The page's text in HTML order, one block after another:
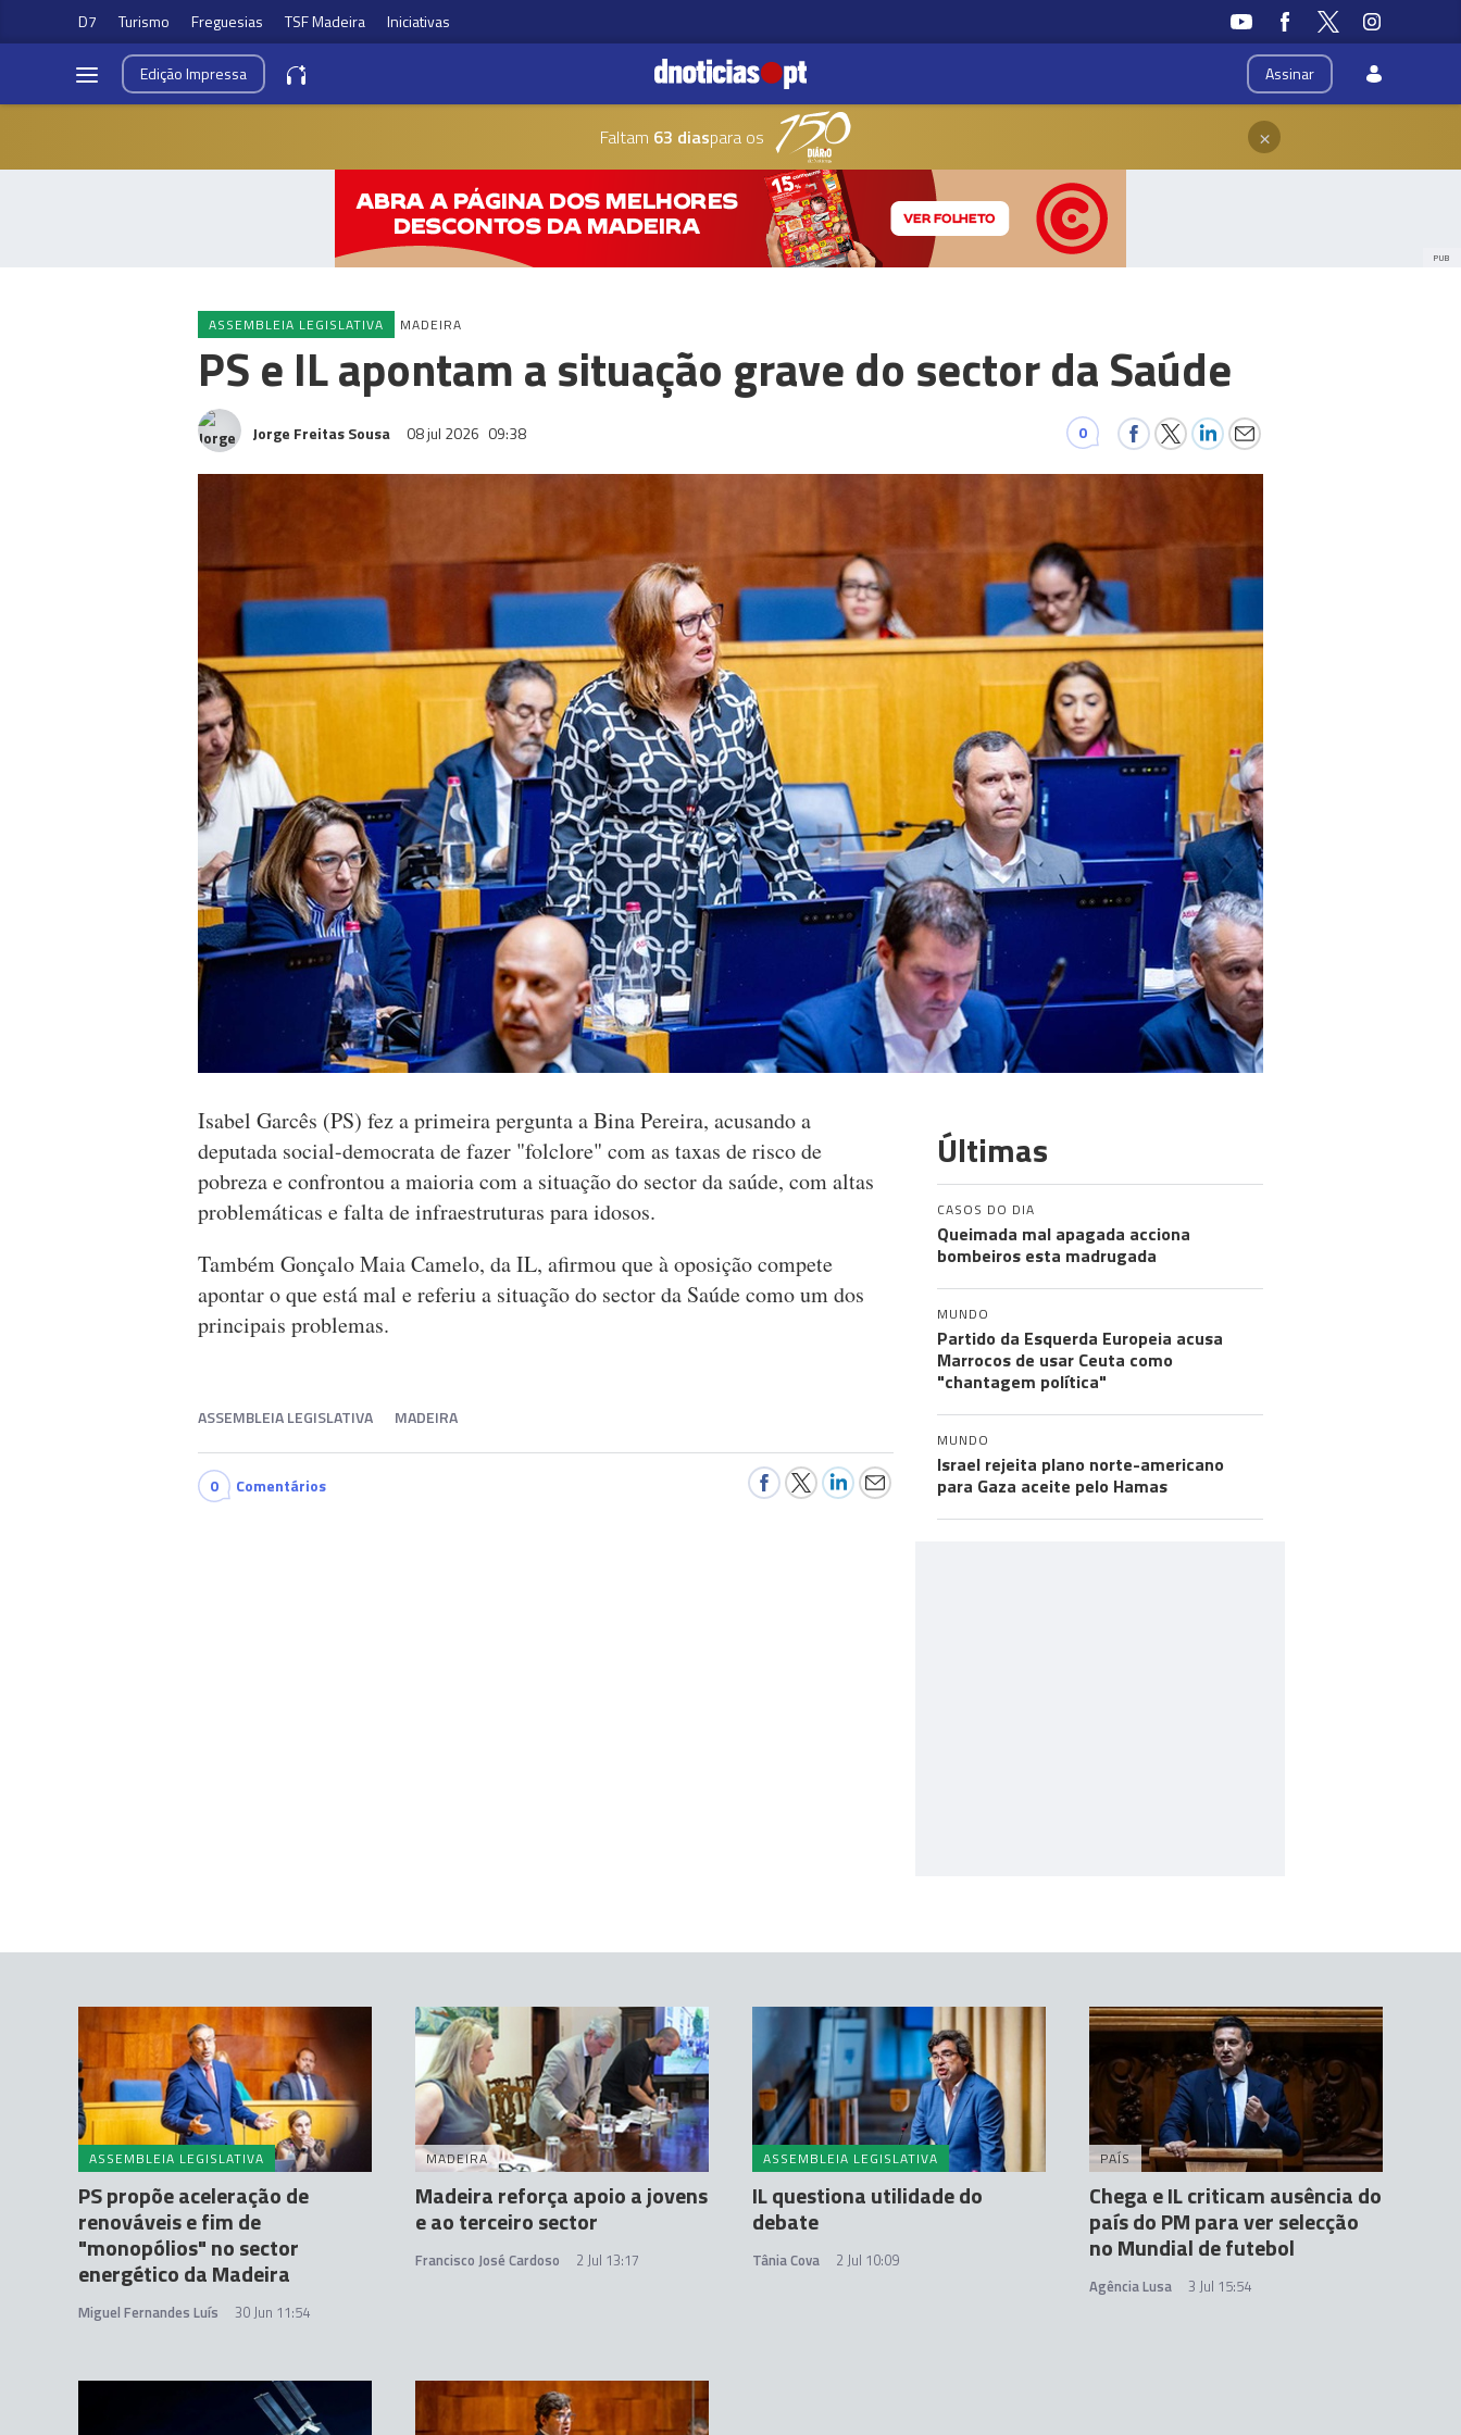
D7 Turismo Freguesias TSF Madeira Iniciativas
Assinar
EdiçãoImpressa
Faltam 63 diaspara os ×
PUB
ASSEMBLEIA LEGISLATIVA MADEIRA
PS e IL apontam a situação grave do sector da Saúde
Jorge Freitas Sousa 08 jul 2026 09:38 0
Isabel Garcês (PS) fez a primeira pergunta a Bina Pereira, acusando a
deputada social-democrata de fazer "folclore" com as taxas de risco de
pobreza e confrontou a maioria com a situação do sector da saúde, com altas
problemáticas e falta de infraestruturas para idosos.
Também Gonçalo Maia Camelo, da IL, afirmou que à oposição compete
apontar o que está mal e referiu a situação do sector da Saúde como um dos
principais problemas.
ASSEMBLEIA LEGISLATIVA MADEIRA
0 Comentários
Últimas
CASOS DO DIA
Queimada mal apagada acciona
bombeiros esta madrugada
MUNDO
Partido da Esquerda Europeia acusa
Marrocos de usar Ceuta como
"chantagem política"
MUNDO
Israel rejeita plano norte-americano
para Gaza aceite pelo Hamas
ASSEMBLEIA LEGISLATIVA
PS propõe aceleração de
renováveis e fim de
"monopólios" no sector
energético da Madeira
Miguel Fernandes Luís 30 Jun 11:54
MADEIRA
Madeira reforça apoio a jovens
e ao terceiro sector
Francisco José Cardoso 2 Jul 13:17
ASSEMBLEIA LEGISLATIVA
IL questiona utilidade do
debate
Tânia Cova 2 Jul 10:09
PAÍS
Chega e IL criticam ausência do
país do PM para ver selecção
no Mundial de futebol
Agência Lusa 3 Jul 15:54